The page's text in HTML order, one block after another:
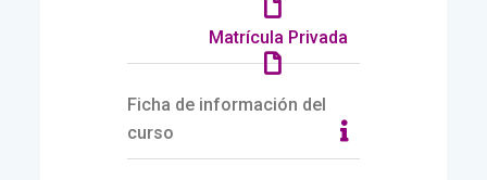
Matrícula Privada
Ficha de información del
curso